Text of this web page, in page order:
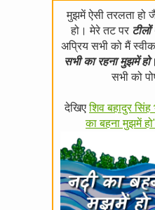
मुझमें ऐसी तरलता हो
हो। मेरे तट पर टीलों
अप्रिय सभी को मैं
सभी का रहना मुझमें हो।
सभी को
देखिएशिव बहादुर सिंह
का बहना मुझमें